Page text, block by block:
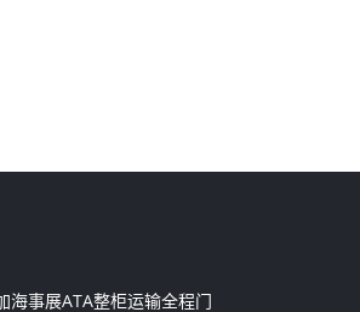
海事展ATA整柜运输全程门